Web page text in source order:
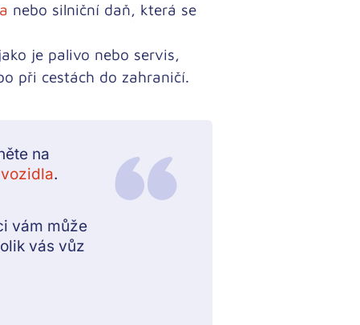
nebo silniční daň, která se
je palivo nebo servis,
při cestách do zahraničí.
na
.
vám může
vás vůz